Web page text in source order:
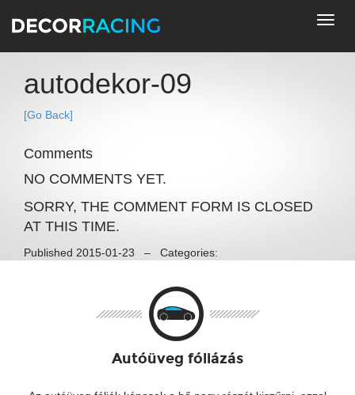
autodekor-09
[Go Back]
Comments
NO COMMENTS YET.
SORRY, THE COMMENT FORM IS CLOSED
AT THIS TIME.
Published 2015-01-23 – Categories:
Autóüveg fóliázás